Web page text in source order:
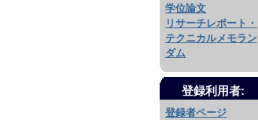
学位論文
リサーチレポート・
テクニカルメモラン
ダム
登録利用者:
登録者ページ